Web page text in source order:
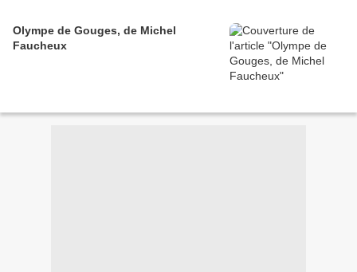
Olympe de Gouges, de Michel
Faucheux